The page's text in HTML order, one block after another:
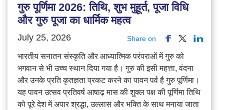
गुरु पूर्णिमा 2026: तिथि, शुभ मुहूर्त, पूजा विधि
और गुरु पूजा का धार्मिक महत्व
July 25, 2026 Share on
भारतीय सनातन संस्कृति और आध्यात्मिक परंपराओं में गुरु को
भगवान से भी उच्च स्थान दिया गया है। गुरु की इसी महत्ता, वंदना
और उनके प्रति कृतज्ञता प्रकट करने का पावन पर्व है गुरु पूर्णिमा।
यह पावन उत्सव प्रतिवर्ष आषाढ़ मास की शुक्ल पक्ष की पूर्णिमा तिथि
को पूरे देश में अपार श्रद्धा, उल्लास और भक्ति के साथ मनाया जाता